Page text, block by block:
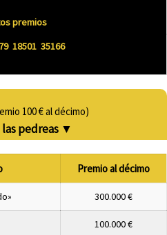
premios
18501 35166
100 € al décimo)
pedreas ▼
Premio al décimo
300.000 €
100.000 €